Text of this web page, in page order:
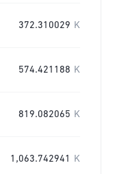
372.310029 K
574.421188 K
819.082065 K
1,063.742941 K